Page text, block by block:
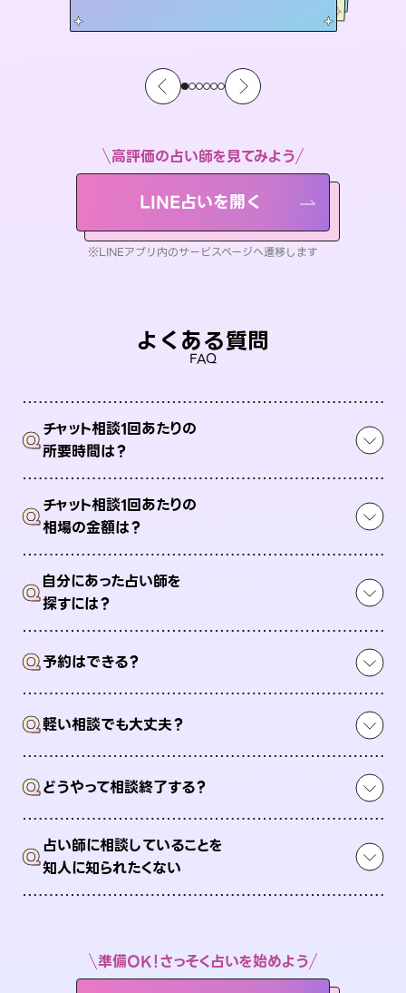
高評価の占い師を見てみよう
LINE占いを開く
※LINEアプリ内のサービスページへ遷移します
よくある質問
FAQ
Qチャット相談1回あたりの
所要時間は？
Qチャット相談1回あたりの
相場の金額は？
Q自分にあった占い師を
探すには？
Q予約はできる？
Q軽い相談でも大丈夫？
Qどうやって相談終了する？
Q占い師に相談していることを
知人に知られたくない
準備OK！さっそく占いを始めよう